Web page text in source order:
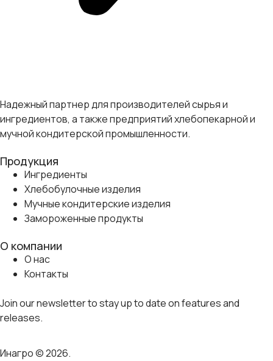
Надежный партнер для производителей сырья и
ингредиентов, а также предприятий хлебопекарной и
мучной кондитерской промышленности.
Продукция
Ингредиенты
Хлебобулочные изделия
Мучные кондитерские изделия
Замороженные продукты
О компании
О нас
Контакты
Join our newsletter to stay up to date on features and
releases.
Инагро © 2026.